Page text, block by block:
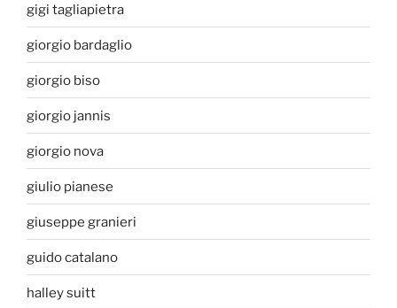
gigi tagliapietra
giorgio bardaglio
giorgio biso
giorgio jannis
giorgio nova
giulio pianese
giuseppe granieri
guido catalano
halley suitt